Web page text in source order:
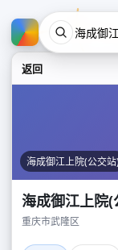
返回
海成御江上院(公交站)
海成御江上院(
重庆市武隆区